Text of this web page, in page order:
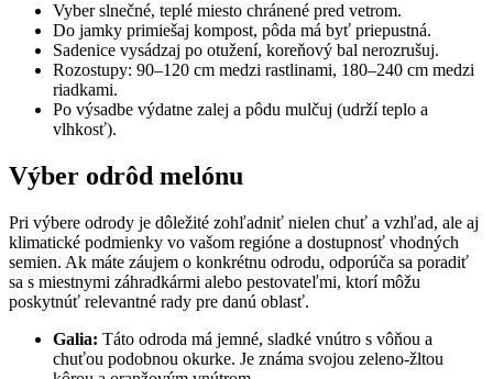
Vyber slnečné, teplé miesto chránené pred vetrom.
Do jamky primiešaj kompost, pôda má byť priepustná.
Sadenice vysádzaj po otužení, koreňový bal nerozrušuj.
Rozostupy: 90–120 cm medzi rastlinami, 180–240 cm medzi
riadkami.
Po výsadbe výdatne zalej a pôdu mulčuj (udrží teplo a
vlhkosť).
Výber odrôd melónu
Pri výbere odrody je dôležité zohľadniť nielen chuť a vzhľad, ale aj
klimatické podmienky vo vašom regióne a dostupnosť vhodných
semien. Ak máte záujem o konkrétnu odrodu, odporúča sa poradiť
sa s miestnymi záhradkármi alebo pestovateľmi, ktorí môžu
poskytnúť relevantné rady pre danú oblasť.
Galia: Táto odroda má jemné, sladké vnútro s vôňou a
chuťou podobnou okurke. Je známa svojou zeleno-žltou